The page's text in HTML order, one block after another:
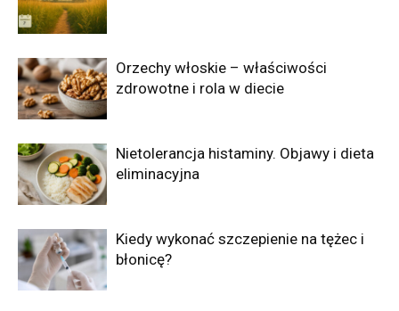
Orzechy włoskie – właściwości
zdrowotne i rola w diecie
Nietolerancja histaminy. Objawy i dieta
eliminacyjna
Kiedy wykonać szczepienie na tężec i
błonicę?